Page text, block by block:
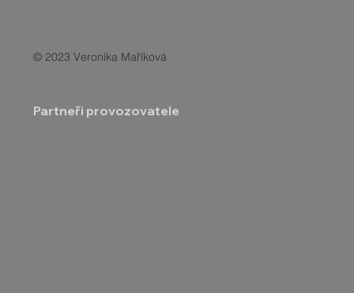
© 2023 Veronika Maříková
Partneři provozovatele